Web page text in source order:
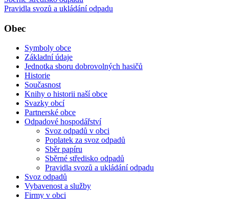
Pravidla svozů a ukládání odpadu
Obec
Symboly obce
Základní údaje
Jednotka sboru dobrovolných hasičů
Historie
Současnost
Knihy o historii naší obce
Svazky obcí
Partnerské obce
Odpadové hospodářství
Svoz odpadů v obci
Poplatek za svoz odpadů
Sběr papíru
Sběrné středisko odpadů
Pravidla svozů a ukládání odpadu
Svoz odpadů
Vybavenost a služby
Firmy v obci